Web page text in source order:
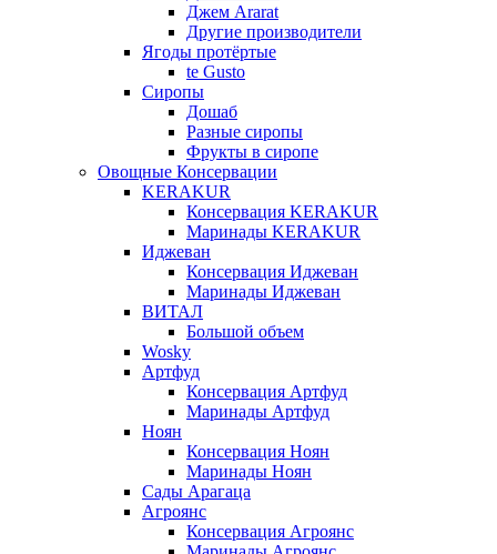
Джем Ararat
Другие производители
Ягоды протёртые
te Gusto
Сиропы
Дошаб
Разные сиропы
Фрукты в сиропе
Овощные Консервации
KERAKUR
Консервация KERAKUR
Маринады KERAKUR
Иджеван
Консервация Иджеван
Маринады Иджеван
ВИТАЛ
Большой объем
Wosky
Артфуд
Консервация Артфуд
Маринады Артфуд
Ноян
Консервация Ноян
Маринады Ноян
Сады Арагаца
Агроянс
Консервация Агроянс